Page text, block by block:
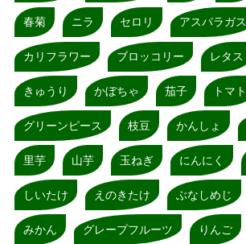
春菊 ニラ セロリ アスパラガス
カリフラワー ブロッコリー レタス
きゅうり かぼちゃ 茄子 トマト
グリーンピース 枝豆 かんしょ
里芋 山芋 玉ねぎ にんにく
しいたけ えのきたけ ぶなしめじ
みかん グレープフルーツ りんご